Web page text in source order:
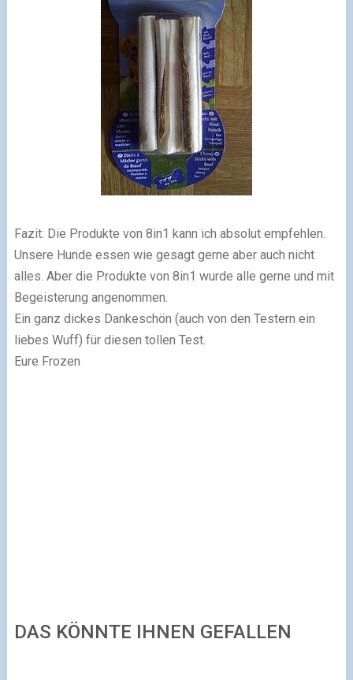
Fazit: Die Produkte von 8in1 kann ich absolut empfehlen.
Unsere Hunde essen wie gesagt gerne aber auch nicht
alles. Aber die Produkte von 8in1 wurde alle gerne und mit
Begeisterung angenommen.
Ein ganz dickes Dankeschön (auch von den Testern ein
liebes Wuff) für diesen tollen Test.
Eure Frozen
DAS KÖNNTE IHNEN GEFALLEN